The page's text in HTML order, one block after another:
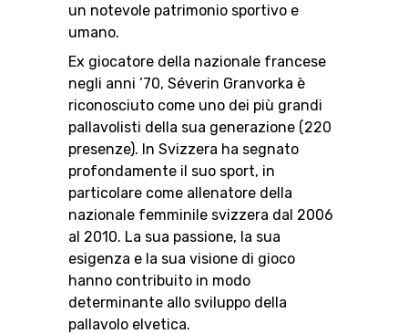
RESOURCE CENTER CALENDARIO
MEDIAS STATS ETICA E INTEGRITÀ
un notevole patrimonio sportivo e
umano.
Ex giocatore della nazionale francese
negli anni ’70, Séverin Granvorka è
riconosciuto come uno dei più grandi
pallavolisti della sua generazione (220
presenze). In Svizzera ha segnato
profondamente il suo sport, in
particolare come allenatore della
nazionale femminile svizzera dal 2006
al 2010. La sua passione, la sua
esigenza e la sua visione di gioco
hanno contribuito in modo
determinante allo sviluppo della
pallavolo elvetica.